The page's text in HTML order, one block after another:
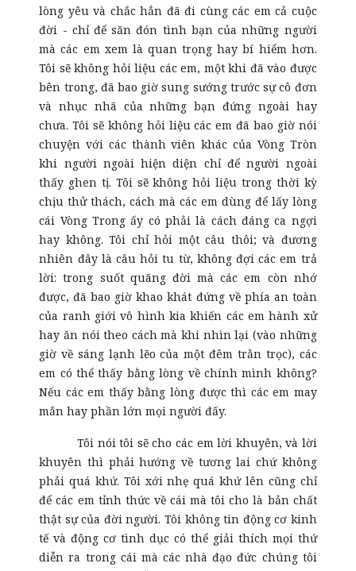
lòng yêu và chắc hẳn đã đi cùng các em cả cuộc
đời - chỉ để săn đón tình bạn của những người
mà các em xem là quan trọng hay bí hiểm hơn.
Tôi sẽ không hỏi liệu các em, một khi đã vào được
bên trong, đã bao giờ sung sướng trước sự cô đơn
và nhục nhã của những bạn đứng ngoài hay
chưa. Tôi sẽ không hỏi liệu các em đã bao giờ nói
chuyện với các thành viên khác của Vòng Tròn
khi người ngoài hiện diện chỉ để người ngoài
thấy ghen tị. Tôi sẽ không hỏi liệu trong thời kỳ
chịu thử thách, cách mà các em dùng để lấy lòng
cái Vòng Trong ấy có phải là cách đáng ca ngợi
hay không. Tôi chỉ hỏi một câu thôi; và đương
nhiên đây là câu hỏi tu từ, không đợi các em trả
lời: trong suốt quãng đời mà các em còn nhớ
được, đã bao giờ khao khát đứng về phía an toàn
của ranh giới vô hình kia khiến các em hành xử
hay ăn nói theo cách mà khi nhìn lại (vào những
giờ về sáng lạnh lẽo của một đêm trằn trọc), các
em có thể thấy bằng lòng về chính mình không?
Nếu các em thấy bằng lòng được thì các em may
mắn hay phần lớn mọi người đấy.
Tôi nói tôi sẽ cho các em lời khuyên, và lời
khuyên thì phải hướng về tương lai chứ không
phải quá khứ. Tôi xới nhẹ quá khứ lên cũng chỉ
để các em tỉnh thức về cái mà tôi cho là bản chất
thật sự của đời người. Tôi không tin động cơ kinh
tế và động cơ tình dục có thể giải thích mọi thứ
diễn ra trong cái mà các nhà đạo đức chúng tôi